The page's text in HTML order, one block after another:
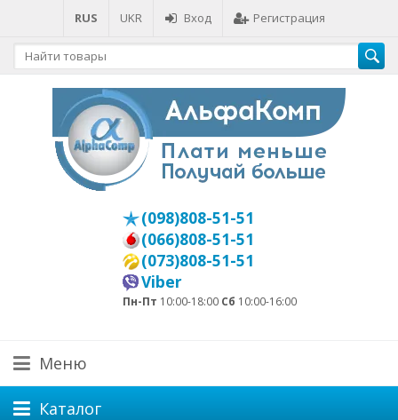
RUS UKR Вход Регистрация
(098)808-51-51
(066)808-51-51
(073)808-51-51
Viber
Пн-Пт 10:00-18:00 Сб 10:00-16:00
Меню
Каталог